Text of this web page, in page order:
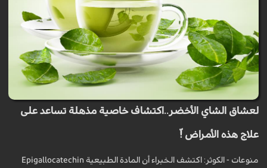
لعشاق الشاي الأخضر..اكتشاف خاصية مذهلة تساعد على
علاج هذه الأمراض !ّ
منوعات - الكوثر: اكتشف الخبراء أن المادة الطبيعية Epigallocatechin